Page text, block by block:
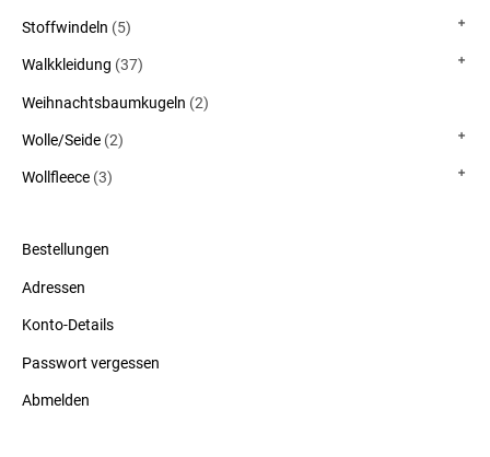
Stoffwindeln (5)
Walkkleidung (37)
Weihnachtsbaumkugeln (2)
Wolle/Seide (2)
Wollfleece (3)
Bestellungen
Adressen
Konto-Details
Passwort vergessen
Abmelden